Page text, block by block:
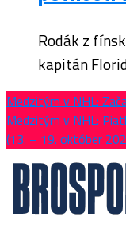
Rodák z
kapitán
Medzitým v NHL:
Medzitým v NHL:
(13. – 19. október